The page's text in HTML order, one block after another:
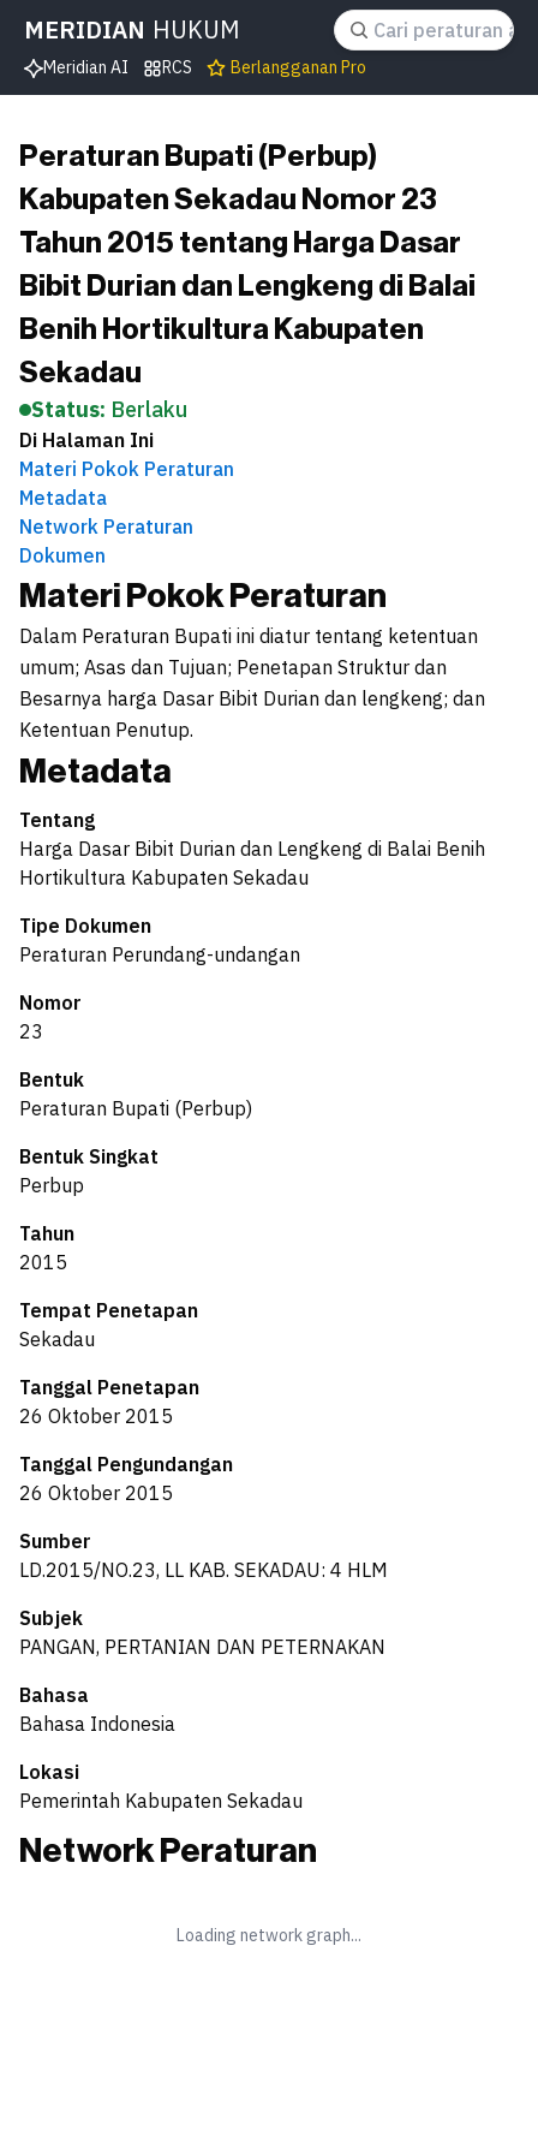
MERIDIAN HUKUM
Meridian AI RCS Berlangganan Pro
Peraturan Bupati (Perbup)
Kabupaten Sekadau Nomor 23
Tahun 2015 tentang Harga Dasar
Bibit Durian dan Lengkeng di Balai
Benih Hortikultura Kabupaten
Sekadau
Status: Berlaku
Di Halaman Ini
Materi Pokok Peraturan
Metadata
Network Peraturan
Dokumen
Materi Pokok Peraturan
Dalam Peraturan Bupati ini diatur tentang ketentuan
umum; Asas dan Tujuan; Penetapan Struktur dan
Besarnya harga Dasar Bibit Durian dan lengkeng; dan
Ketentuan Penutup.
Metadata
Tentang
Harga Dasar Bibit Durian dan Lengkeng di Balai Benih
Hortikultura Kabupaten Sekadau
Tipe Dokumen
Peraturan Perundang-undangan
Nomor
23
Bentuk
Peraturan Bupati (Perbup)
Bentuk Singkat
Perbup
Tahun
2015
Tempat Penetapan
Sekadau
Tanggal Penetapan
26 Oktober 2015
Tanggal Pengundangan
26 Oktober 2015
Sumber
LD.2015/NO.23, LL KAB. SEKADAU: 4 HLM
Subjek
PANGAN, PERTANIAN DAN PETERNAKAN
Bahasa
Bahasa Indonesia
Lokasi
Pemerintah Kabupaten Sekadau
Network Peraturan
Loading network graph...